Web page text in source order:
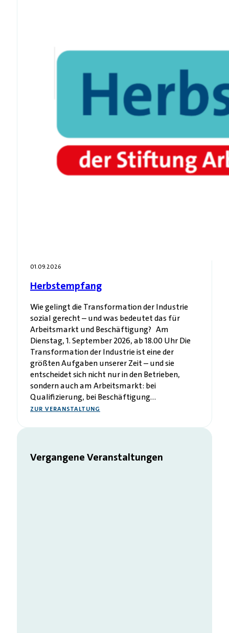
01.09.2026
Herbstempfang
Wie gelingt die Transformation der Industrie
sozial gerecht – und was bedeutet das für
Arbeitsmarkt und Beschäftigung? Am
Dienstag, 1. September 2026, ab 18.00 Uhr Die
Transformation der Industrie ist eine der
größten Aufgaben unserer Zeit – und sie
entscheidet sich nicht nur in den Betrieben,
sondern auch am Arbeitsmarkt: bei
Qualifizierung, bei Beschäftigung…
ZUR VERANSTALTUNG
Vergangene Veranstaltungen